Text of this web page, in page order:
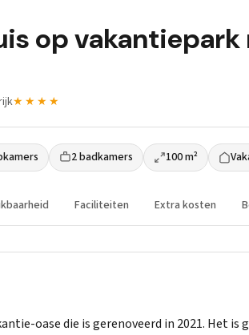
op vakantiepark
★★★★
2 badkamers 100 m²
Faciliteiten Extra kosten
oase die is gerenoveerd in 2021. Het